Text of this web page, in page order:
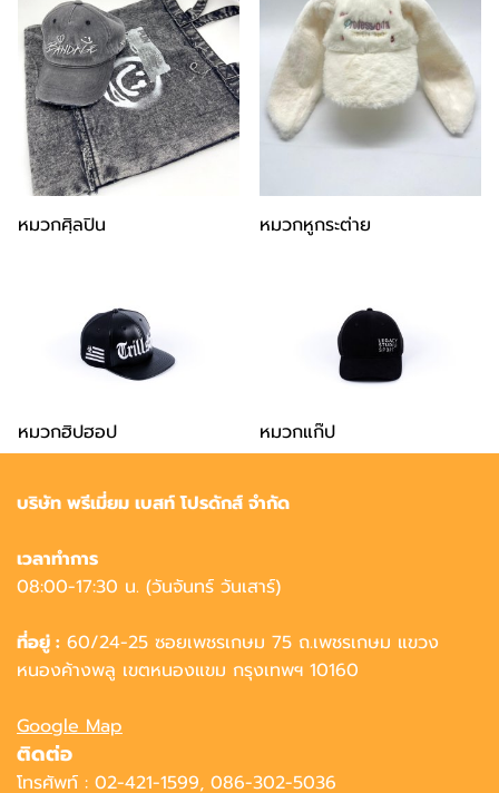
หมวกศฺิลปิน หมวกหูกระต่าย
หมวกฮิปฮอป หมวกแก๊ป
บริษัท พรีเมี่ยม เบสท์ โปรดักส์ จำกัด
เวลาทำการ
08:00-17:30 น. (วันจันทร์ วันเสาร์)
ที่อยู่ : 60/24-25 ซอยเพชรเกษม 75 ถ.เพชรเกษม แขวง
หนองค้างพลู เขตหนองแขม กรุงเทพฯ 10160
Google Map
ติดต่อ
โทรศัพท์ : 02-421-1599, 086-302-5036